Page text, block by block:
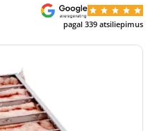
pagal 339 atsiliepimus